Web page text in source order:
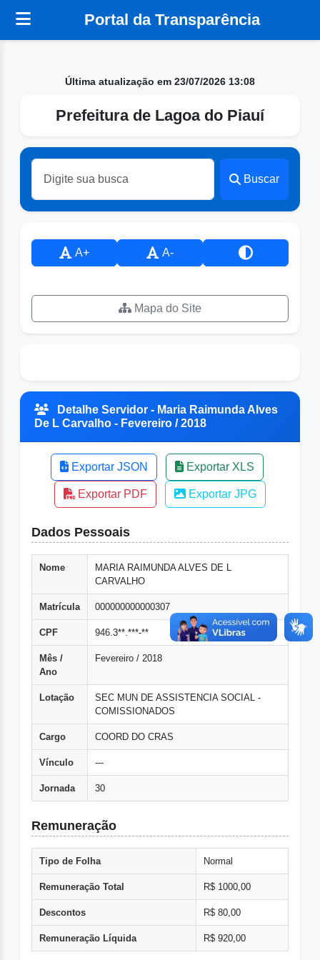
Portal da Transparência
Última atualização em 23/07/2026 13:08
Prefeitura de Lagoa do Piauí
Buscar
A+ A-
Mapa do Site
Detalhe Servidor - Maria Raimunda Alves
De L Carvalho - Fevereiro / 2018
Exportar JSON Exportar XLS
Exportar PDF Exportar JPG
Dados Pessoais
Nome
MARIA RAIMUNDA ALVES DE L
CARVALHO
Matrícula 000000000000307
CPF 946.3**.***-**
Mês /
Ano
Fevereiro / 2018
Lotação
SEC MUN DE ASSISTENCIA SOCIAL -
COMISSIONADOS
Cargo COORD DO CRAS
Vínculo ---
Jornada 30
Remuneração
Tipo de Folha Normal
Remuneração Total R$ 1000,00
Descontos R$ 80,00
Remuneração Líquida R$ 920,00